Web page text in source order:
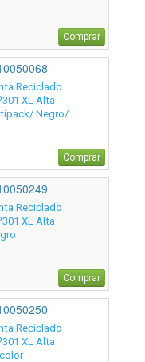
Comprar
Reciclado
XL Alta
Negro/
Comprar
Reciclado
XL Alta
Comprar
Reciclado
XL Alta